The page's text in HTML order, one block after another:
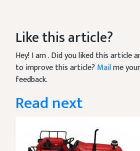
Like this article?
Hey! I am. Did you liked this article
to improve this article? Mailme
feedback.
Read next